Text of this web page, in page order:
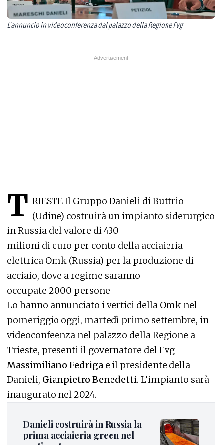
L'annuncio in videoconferenza dal palazzo della Regione Fvg
T RIESTE Il Gruppo Danieli di Buttrio
(Udine) costruirà un impianto siderurgico
in Russia del valore di 430
milioni di euro per conto della acciaieria
elettrica Omk (Russia) per la produzione di
acciaio, dove a regime saranno
occupate 2000 persone.
Lo hanno annunciato i vertici della Omk nel
pomeriggio oggi, martedì primo settembre, in
videoconfeenza nel palazzo della Regione a
Trieste, presenti il governatore del Fvg
Massimiliano Fedriga e il presidente della
Danieli, Gianpietro Benedetti. L’impianto sarà
inaugurato nel 2024.
Danieli costruirà in Russia la
prima acciaieria green nel